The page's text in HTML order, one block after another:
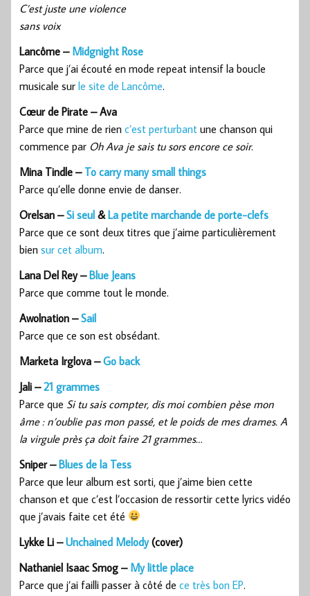
C’est juste une violence
sans voix
Lancôme – Midgnight Rose
Parce que j’ai écouté en mode repeat intensif la boucle
musicale sur le site de Lancôme.
Cœur de Pirate – Ava
Parce que mine de rien c’est perturbant une chanson qui
commence par Oh Ava je sais tu sors encore ce soir.
Mina Tindle – To carry many small things
Parce qu’elle donne envie de danser.
Orelsan –Si seul &La petite marchande de porte-clefs
Parce que ce sont deux titres que j’aime particulièrement
bien sur cet album.
Lana Del Rey –Blue Jeans
Parce que comme tout le monde.
Awolnation –Sail
Parce que ce son est obsédant.
Marketa Irglova –Go back
Jali –21 grammes
Parce que Si tu sais compter, dis moi combien pèse mon
âme : n’oublie pas mon passé, et le poids de mes drames. A
la virgule près ça doit faire 21 grammes…
Sniper –Blues de la Tess
Parce que leur album est sorti, que j’aime bien cette
chanson et que c’est l’occasion de ressortir cette lyrics vidéo
que j’avais faite cet été
Lykke Li –Unchained Melody(cover)
Nathaniel Isaac Smog – My little place
Parce que j’ai failli passer à côté de ce très bon EP.